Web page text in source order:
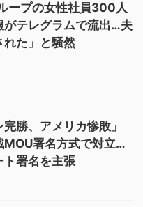
ープの女性社員300人
がテレグラムで流出…夫
れた」と騒然
勝、アメリカ惨敗」
MOU署名方式で対立…
ト署名を主張